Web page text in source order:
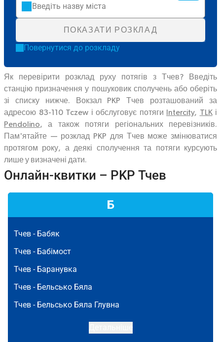
ПОКАЗАТИ РОЗКЛАД
Повернутися до розкладу
Як перевірити розклад руху потягів з Тчев? Введіть
станцію призначення у пошуковик сполучень або оберіть
зі списку нижче. Вокзал PKP Тчев розташований за
адресою 83-110 Tczew і обслуговує потяги
Intercity, TLKі
Pendolino, а також потяги регіональних перевізників.
Пам'ятайте — розклад PKP для Тчев може змінюватися
протягом року, а деякі сполучення та потяги курсують
лише у визначені дати.
Онлайн-квитки – PKP Тчев
Б
Тчев - Бабяк
Тчев - Бабімост
Тчев - Баранувка
Тчев - Бельсько Бяла
Тчев - Бельсько Бяла Глувна